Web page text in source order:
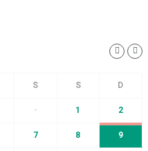
- 1 2
7 8 9